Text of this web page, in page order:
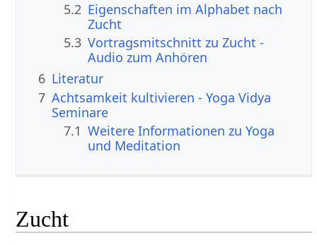
5.2 Eigenschaften im Alphabet nach
Zucht
5.3 Vortragsmitschnitt zu Zucht -
Audio zum Anhören
6 Literatur
7 Achtsamkeit kultivieren - Yoga Vidya
Seminare
7.1 Weitere Informationen zu Yoga
und Meditation
Zucht